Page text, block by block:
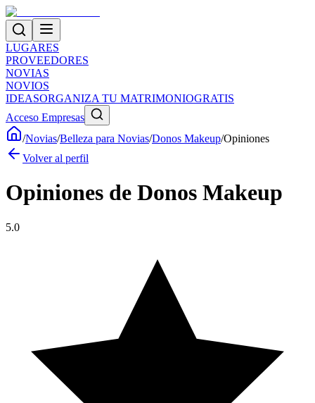
LUGARES
PROVEEDORES
NOVIAS
NOVIOS
IDEASORGANIZA TU MATRIMONIOGRATIS
Acceso Empresas
/Novias/Belleza para Novias/Donos Makeup/Opiniones
Volver al perfil
Opiniones de Donos Makeup
5.0